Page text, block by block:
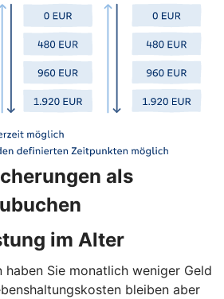
als
im Alter
haben Sie monatlich weniger Geld
bleiben aber